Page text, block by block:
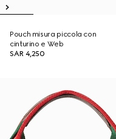
Pouch misura piccola con
cinturino e Web
SAR 4,250